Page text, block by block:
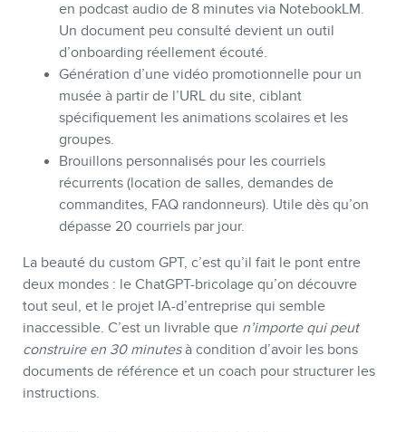
en podcast audio de 8 minutes via NotebookLM.
Un document peu consulté devient un outil
d’onboarding réellement écouté.
Génération d’une vidéo promotionnelle pour un
musée à partir de l’URL du site, ciblant
spécifiquement les animations scolaires et les
groupes.
Brouillons personnalisés pour les courriels
récurrents (location de salles, demandes de
commandites, FAQ randonneurs). Utile dès qu’on
dépasse 20 courriels par jour.
La beauté du custom GPT, c’est qu’il fait le pont entre
deux mondes : le ChatGPT-bricolage qu’on découvre
tout seul, et le projet IA-d’entreprise qui semble
inaccessible. C’est un livrable que n’importe qui peut
construire en 30 minutesà condition d’avoir les bons
documents de référence et un coach pour structurer les
instructions.